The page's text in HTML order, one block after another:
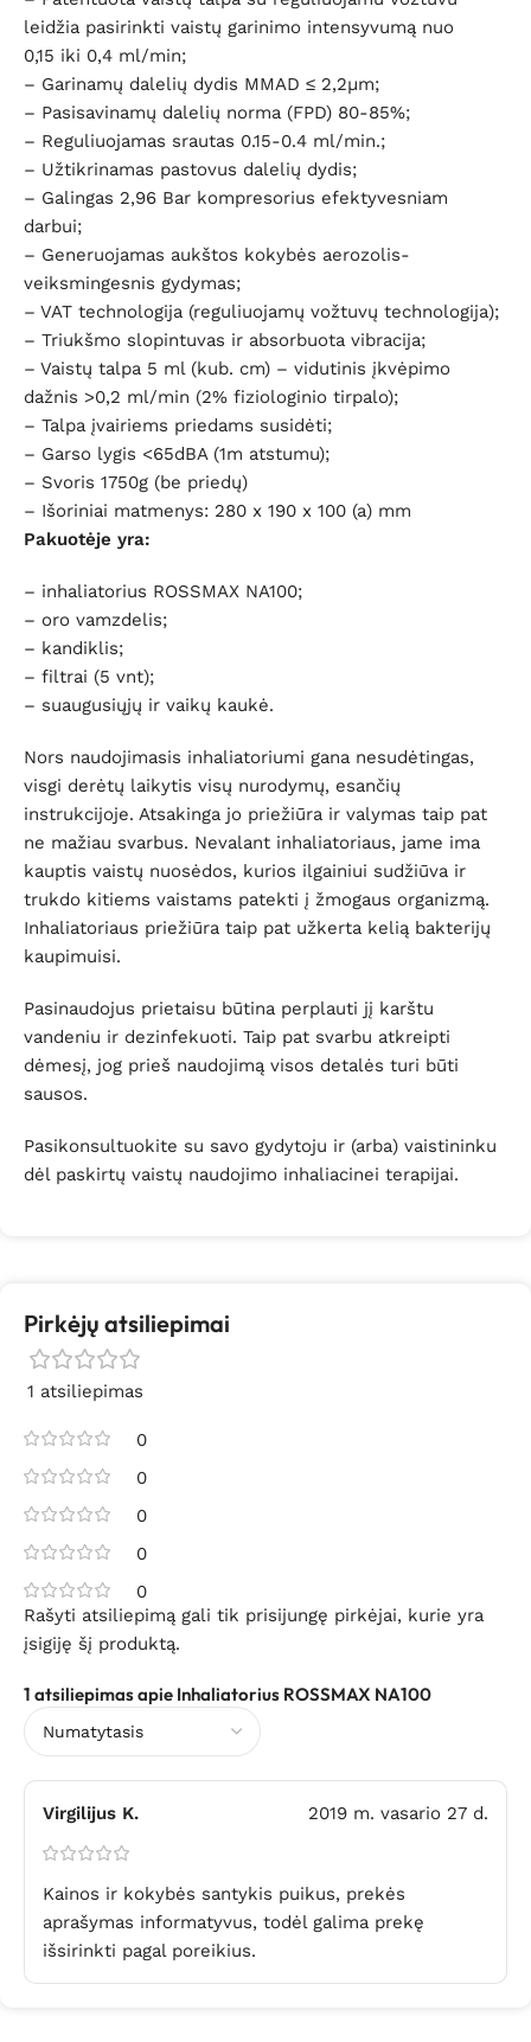
leidžia pasirinkti vaistų garinimo intensyvumą nuo
0,15 iki 0,4 ml/min;
– Garinamų dalelių dydis MMAD ≤ 2,2µm;
– Pasisavinamų dalelių norma (FPD) 80-85%;
– Reguliuojamas srautas 0.15-0.4 ml/min.;
– Užtikrinamas pastovus dalelių dydis;
– Galingas 2,96 Bar kompresorius efektyvesniam
darbui;
– Generuojamas aukštos kokybės aerozolis-
veiksmingesnis gydymas;
– VAT technologija (reguliuojamų vožtuvų technologija);
– Triukšmo slopintuvas ir absorbuota vibracija;
– Vaistų talpa 5 ml (kub. cm) – vidutinis įkvėpimo
dažnis >0,2 ml/min (2% fiziologinio tirpalo);
– Talpa įvairiems priedams susidėti;
– Garso lygis <65dBA (1m atstumu);
– Svoris 1750g (be priedų)
– Išoriniai matmenys: 280 x 190 x 100 (a) mm
Pakuotėje yra:
– inhaliatorius ROSSMAX NA100;
– oro vamzdelis;
– kandiklis;
– filtrai (5 vnt);
– suaugusiųjų ir vaikų kaukė.
Nors naudojimasis inhaliatoriumi gana nesudėtingas,
visgi derėtų laikytis visų nurodymų, esančių
instrukcijoje. Atsakinga jo priežiūra ir valymas taip pat
ne mažiau svarbus. Nevalant inhaliatoriaus, jame ima
kauptis vaistų nuosėdos, kurios ilgainiui sudžiūva ir
trukdo kitiems vaistams patekti į žmogaus organizmą.
Inhaliatoriaus priežiūra taip pat užkerta kelią bakterijų
kaupimuisi.
Pasinaudojus prietaisu būtina perplauti jį karštu
vandeniu ir dezinfekuoti. Taip pat svarbu atkreipti
dėmesį, jog prieš naudojimą visos detalės turi būti
sausos.
Pasikonsultuokite su savo gydytoju ir (arba) vaistininku
dėl paskirtų vaistų naudojimo inhaliacinei terapijai.
Pirkėjų atsiliepimai
1 atsiliepimas
0
0
0
0
0
1 atsiliepimas apie Inhaliatorius ROSSMAX NA100
Virgilijus K. 2019 m. vasario 27 d.
Kainos ir kokybės santykis puikus, prekės
aprašymas informatyvus, todėl galima prekę
išsirinkti pagal poreikius.
Rašyti atsiliepimą gali tik prisijungę pirkėjai, kurie yra
įsigiję šį produktą.